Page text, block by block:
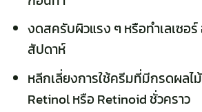
งดสครับผิวแรง ๆ หรือทำเลเซอร์
สัปดาห์
หลีกเลี่ยงการใช้ครีมที่มีกรดผลไ
Retinol หรือ Retinoid ชั่วคราว